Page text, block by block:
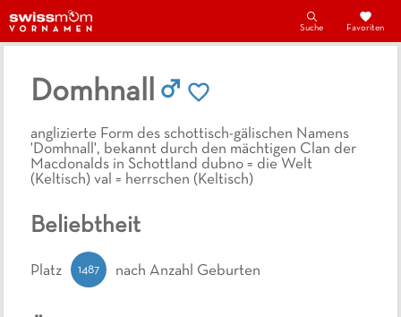
Suche Favoriten
Domhnall
anglizierte Form des schottisch-gälischen Namens
'Domhnall', bekannt durch den mächtigen Clan der
Macdonalds in Schottland dubno = die Welt
(Keltisch) val = herrschen (Keltisch)
Beliebtheit
Platz 1487 nach Anzahl Geburten